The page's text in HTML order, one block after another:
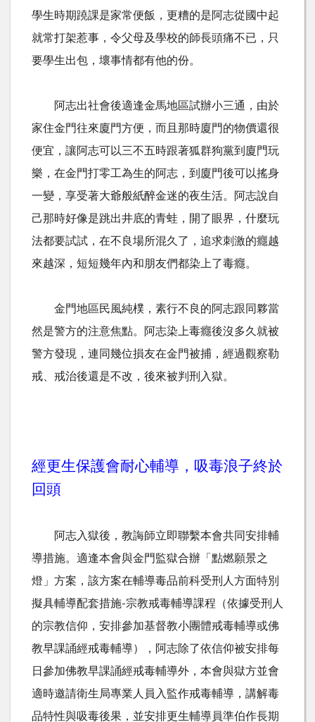
學生時期蹺課是家常便飯，更糟的是阿志從國中起
就常打架惹事，令父母及學校的師長頭痛不已，只
要學生出包，壞事情都有他的份。
阿志出社會後適逢金馬地區試辦小三通，由於
家住金門往來廈門方便，而且那時廈門的物價還很
便宜，讓阿志可以三不五時跟著狐群狗黨到廈門玩
樂，在金門打零工為生的阿志，到廈門後可以搖身
一變，享受著大爺般紙醉金迷的夜生活。阿志說自
己那時好像是跳出井底的青蛙，開了眼界，什麼玩
法都要試試，在不良場所混久了，追求刺激的癮越
來越深，短短幾年內和朋友們都染上了毒癮。
金門地區民風純樸，素行不良的阿志跟同夥當
然是警方的注意焦點。阿志染上毒癮後沒多久就被
警方發現，連同幾位損友在金門被捕，經過觀察勒
戒、戒治後還是不改，後來被判刑入獄。
經更生保護會耐心輔導，吸毒浪子終於
回頭
阿志入獄後，教誨師立即聯繫本會共同安排輔
導措施。適逢本會與金門監獄合辦「點燃願景之
燈」方案，該方案在輔導毒品前科受刑人方面特別
擬具輔導配套措施-宗教戒毒輔導課程（依據受刑人
的宗教信仰，安排參加基督教小團體戒毒輔導或佛
教早課誦經戒毒輔導），阿志除了依信仰被安排每
日參加佛教早課誦經戒毒輔導外，本會與獄方並會
適時邀請衛生局專業人員入監作戒毒輔導，講解毒
品特性與吸毒後果，並安排更生輔導員準伯作長期